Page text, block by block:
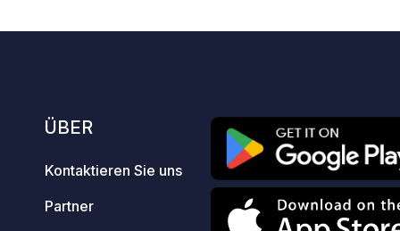
ÜBER
Kontaktieren Sie uns
Partner